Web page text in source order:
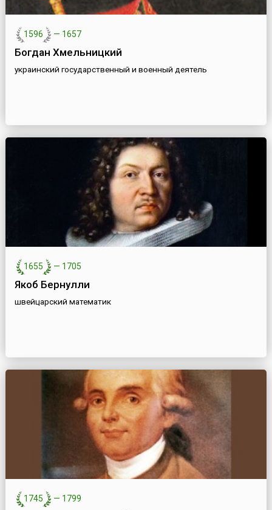
1596 — 1657
Богдан Хмельницкий
украинский государственный и военный деятель
1655 — 1705
Якоб Бернулли
швейцарский математик
1745 — 1799